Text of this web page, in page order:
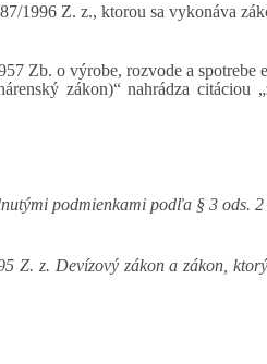
1996 Z. z., ktorou sa vykonáva
Zb. o výrobe, rozvode a
zákon)“ nahrádza
podmienkami podľa § 3 ods.
Z. z. Devízový zákon a zákon,